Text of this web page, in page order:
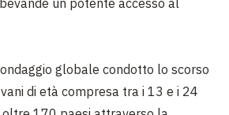
un potente accesso al
globale condotto lo scorso
di età compresa tra i 13 e i 24